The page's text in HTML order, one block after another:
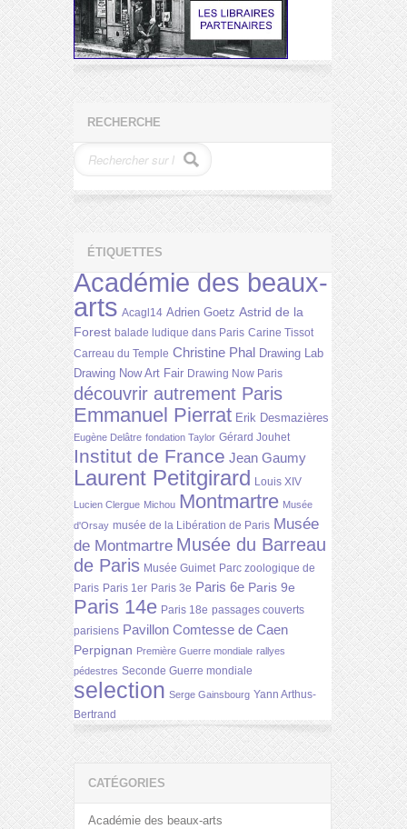
RECHERCHE
ÉTIQUETTES
Académie des beaux-
arts Acagl14 Adrien Goetz Astrid de la
Forest balade ludique dans Paris Carine Tissot
Carreau du Temple Christine Phal Drawing Lab
Drawing Now Art Fair Drawing Now Paris
découvrir autrement Paris
Emmanuel Pierrat Erik Desmazières
Eugène Delâtre fondation Taylor Gérard Jouhet
Institut de France Jean Gaumy
Laurent Petitgirard Louis XIV
Lucien Clergue Michou Montmartre Musée
d'Orsay musée de la Libération de Paris Musée
de Montmartre Musée du Barreau
de Paris Musée Guimet Parc zoologique de
Paris Paris 1er Paris 3e Paris 6e Paris 9e
Paris 14e Paris 18e passages couverts
parisiens Pavillon Comtesse de Caen
Perpignan Première Guerre mondiale rallyes
pédestres Seconde Guerre mondiale
selection Serge Gainsbourg Yann Arthus-
Bertrand
CATÉGORIES
Académie des beaux-arts